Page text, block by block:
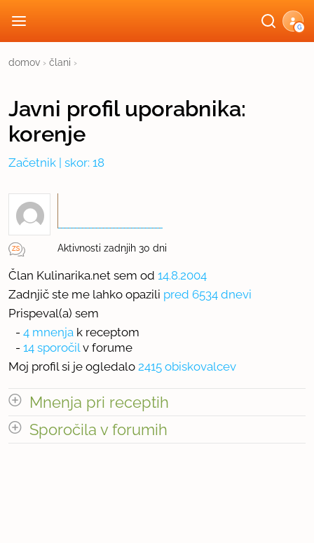
G
domov › člani ›
Javni profiluporabnika:
korenje
Začetnik | skor: 18
Aktivnosti zadnjih 30 dni
Član Kulinarika.net sem od 14.8.2004
Zadnjič ste me lahko opazili pred 6534 dnevi
Prispeval(a) sem
- 4 mnenja k receptom
- 14 sporočil v forume
Moj profil si je ogledalo 2415 obiskovalcev
Mnenja pri receptih
odpri vse
Sporočila v forumih